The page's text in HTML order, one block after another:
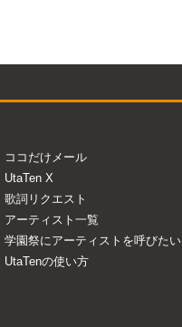
ココだけメール
UtaTen X
歌詞リクエスト
アーティスト一覧
学園祭にアーティストを呼びたい
UtaTenの使い方